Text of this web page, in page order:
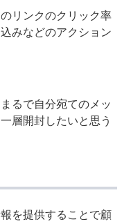
リンクのクリック率
みなどのアクション
るで自分宛てのメッ
層開封したいと思う
を提供することで顧